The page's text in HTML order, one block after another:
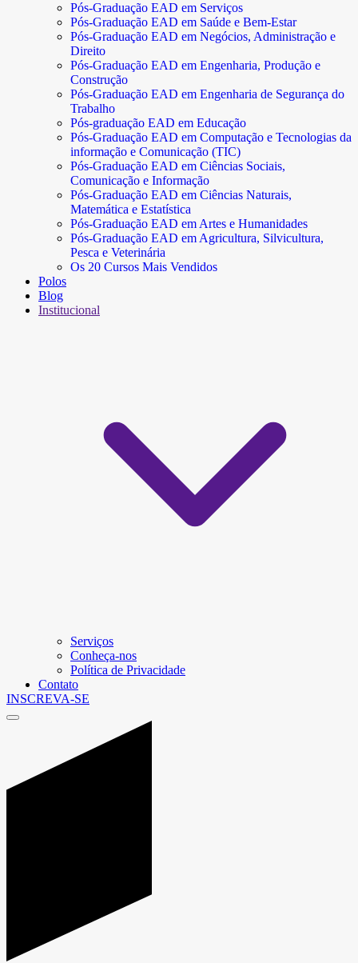
Pós-Graduação EAD em Serviços
Pós-Graduação EAD em Saúde e Bem-Estar
Pós-Graduação EAD em Negócios, Administração e
Direito
Pós-Graduação EAD em Engenharia, Produção e
Construção
Pós-Graduação EAD em Engenharia de Segurança do
Trabalho
Pós-graduação EAD em Educação
Pós-Graduação EAD em Computação e Tecnologias da
informação e Comunicação (TIC)
Pós-Graduação EAD em Ciências Sociais,
Comunicação e Informação
Pós-Graduação EAD em Ciências Naturais,
Matemática e Estatística
Pós-Graduação EAD em Artes e Humanidades
Pós-Graduação EAD em Agricultura, Silvicultura,
Pesca e Veterinária
Os 20 Cursos Mais Vendidos
Polos
Blog
Institucional
Serviços
Conheça-nos
Política de Privacidade
Contato
INSCREVA-SE